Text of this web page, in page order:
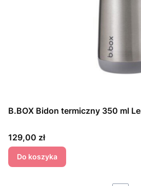
B.BOX Bidon termiczny 350 ml
Cena
129,00 zł
Do koszyka